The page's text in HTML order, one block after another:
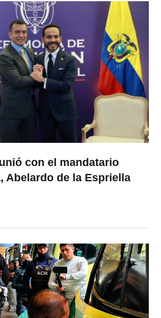
con el mandatario
Abelardo de la Espriella